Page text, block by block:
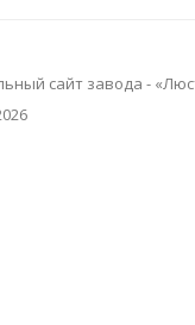
сайт завода -